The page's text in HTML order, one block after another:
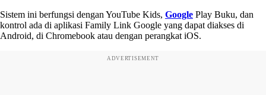
Sistem ini berfungsi dengan YouTube Kids, Google Play Buku, dan
kontrol ada di aplikasi Family Link Google yang dapat diakses di
Android, di Chromebook atau dengan perangkat iOS.
ADVERTISEMENT